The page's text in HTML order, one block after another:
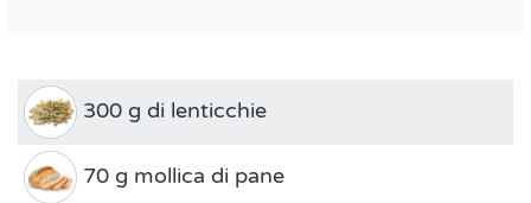
300 g di lenticchie
70 g mollica di pane